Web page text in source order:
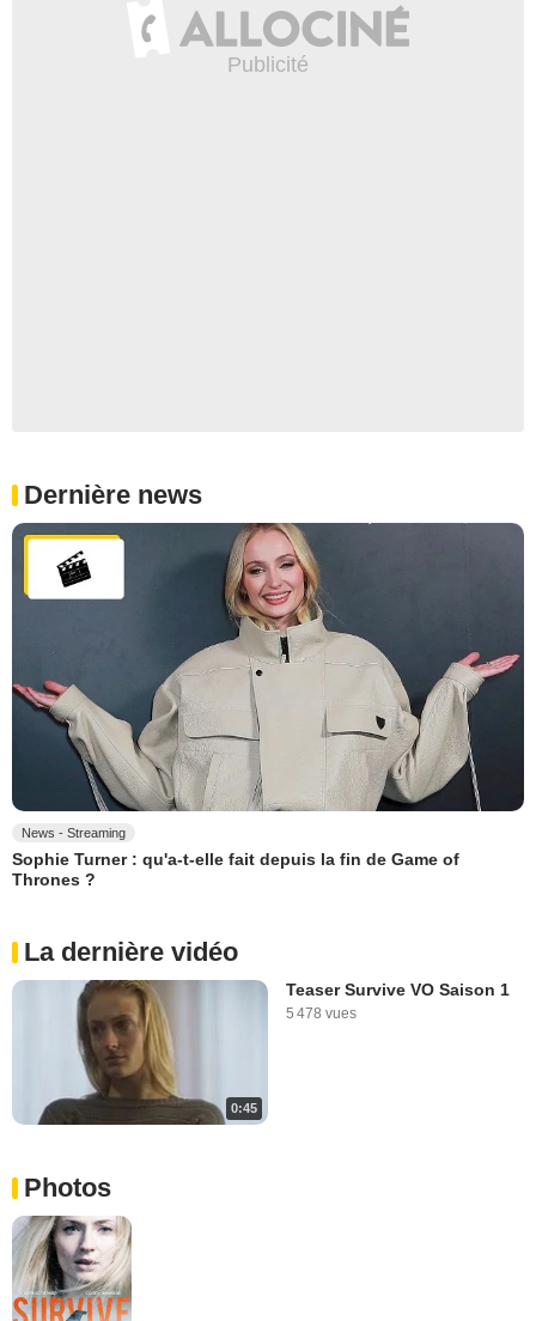
Dernière news
News - Streaming
Sophie Turner : qu'a-t-elle fait depuis la fin de Game of
Thrones ?
La dernière vidéo
0:45
Teaser Survive VO Saison 1
5 478 vues
Photos